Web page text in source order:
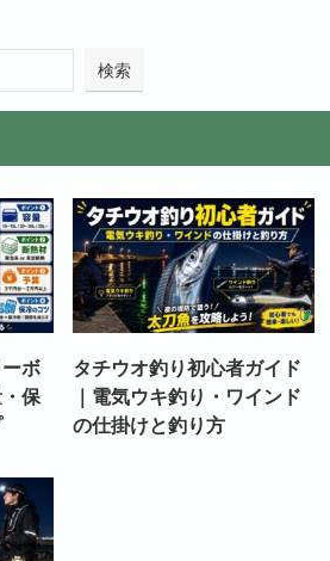
検索
ボ
保
タチウオ釣り初心者ガイド
｜電気ウキ釣り・ワインド
の仕掛けと釣り方